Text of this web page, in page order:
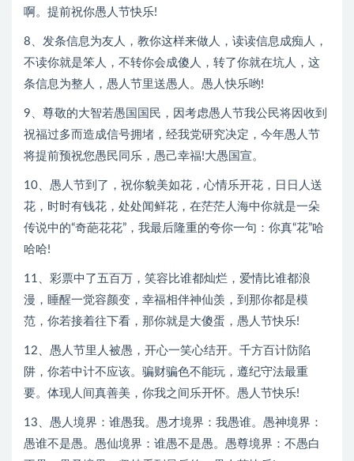
啊。提前祝你愚人节快乐!
8、发条信息为友人，教你这样来做人，读读信息成痴人，
不读你就是笨人，不转你会成傻人，转了你就在坑人，这
条信息为整人，愚人节里送愚人。愚人快乐哟!
9、尊敬的大智若愚国国民，因考虑愚人节我公民将因收到
祝福过多而造成信号拥堵，经我党研究决定，今年愚人节
将提前预祝您愚民同乐，愚己幸福!大愚国宣。
10、愚人节到了，祝你貌美如花，心情乐开花，日日人送
花，时时有钱花，处处闻鲜花，在茫茫人海中你就是一朵
传说中的“奇葩花花”，我最后隆重的夸你一句：你真“花”哈
哈哈!
11、彩票中了五百万，笑容比谁都灿烂，爱情比谁都浪
漫，睡醒一觉容颜变，幸福相伴神仙羡，到那你都是模
范，你若接着往下看，那你就是大傻蛋，愚人节快乐!
12、愚人节里人被愚，开心一笑心结开。千方百计防陷
阱，你若中计不应该。骗财骗色不能玩，遵纪守法最重
要。体现人间真善美，你我之间乐开怀。愚人节快乐!
13、愚人境界：谁愚我。愚才境界：我愚谁。愚神境界：
愚谁不是愚。愚仙境界：谁愚不是愚。愚尊境界：不愚白